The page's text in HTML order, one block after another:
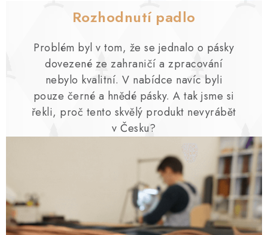
Rozhodnutí padlo
Problém byl v tom, že se jednalo o pásky
dovezené ze zahraničí a zpracování
nebylo kvalitní. V nabídce navíc byli
pouze černé a hnědé pásky. A tak jsme si
řekli, proč tento skvělý produkt nevyrábět
v Česku?